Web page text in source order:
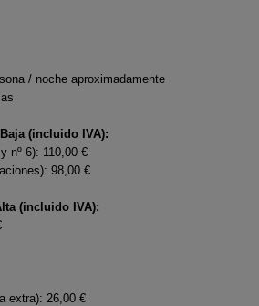
/ noche aproximadamente
(incluido IVA):
nº 6): 110,00 €
98,00 €
(incluido IVA):
extra): 26,00 €